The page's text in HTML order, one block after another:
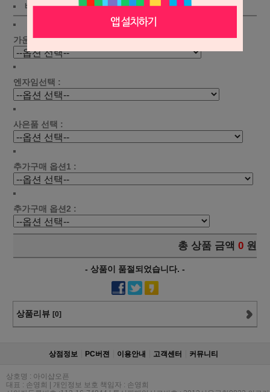
배송비 :
(조건) ! 지역별 !
가운선택 :
엔자임선택 :
사은품 선택 :
추가구매 옵션1 :
추가구매 옵션2 :
총 상품 금액 0 원
- 상품이 품절되었습니다. -
상품리뷰 [0]
상점정보 PC버젼 이용안내 고객센터 커뮤니티
상호명 : 아이샵오픈
대표 : 손영희 | 개인정보 보호 책임자 : 손영희